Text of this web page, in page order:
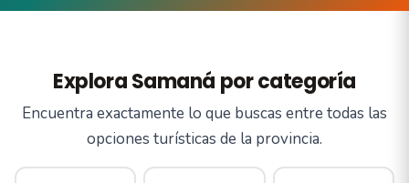
Explora Samaná por categoría
Encuentra exactamente lo que buscas entre todas las
opciones turísticas de la provincia.